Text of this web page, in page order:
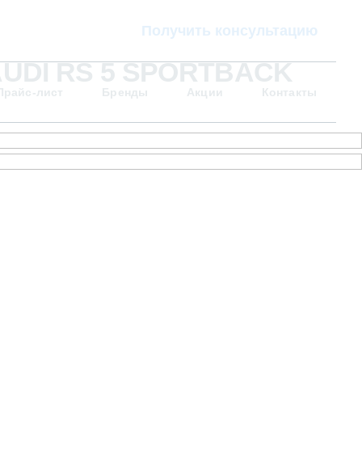
Получить консультацию
лист Бренды Акции Контакты
RS 5 SPORTBACK